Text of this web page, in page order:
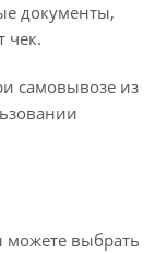
документы,
чек.
самовывозе из
можете выбрать